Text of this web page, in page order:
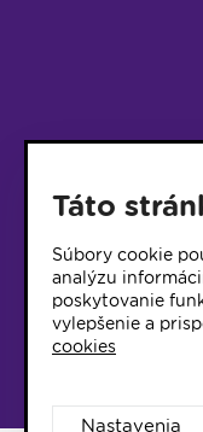
© 2017 Rádio
Táto
Súbory cookie
analýzu
poskytovanie
vylepšenie a
cookies
Nastavenia